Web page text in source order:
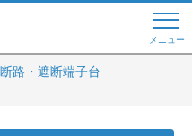
メニュー
断路・遮断端子台